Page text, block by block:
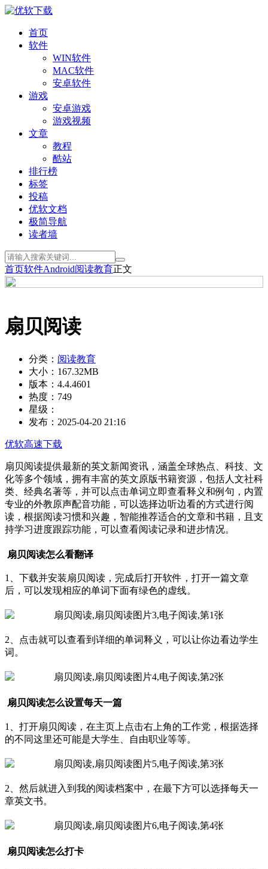
首页
软件
WIN软件
MAC软件
安卓软件
游戏
安卓游戏
游戏视频
文章
教程
酷站
排行榜
标签
投稿
优软文档
极简导航
读者墙
首页软件Android阅读教育正文
扇贝阅读
分类： 阅读教育
大小： 167.32MB
版本： 4.4.4601
热度： 749
星级：
发布： 2025-04-20 21:16
优软高速下载
扇贝阅读提供最新的英文新闻资讯，涵盖全球热点、科技、文
化等多个领域，拥有丰富的英文原版书籍资源，包括人文社科
类、经典名著等，并可以点击单词立即查看释义和例句，内置
专业的外教原声配音功能，可以选择边听边看的方式进行阅
读，根据阅读习惯和兴趣，智能推荐适合的文章和书籍，且支
持学习进度跟踪功能，可以查看阅读记录和进步情况。
扇贝阅读怎么看翻译
1、下载并安装扇贝阅读，完成后打开软件，打开一篇文章
后，可以发现相应的单词下面有绿色的虚线。
2、点击就可以查看到详细的单词释义，可以让你边看边学生
词。
扇贝阅读怎么设置每天一篇
1、打开扇贝阅读，在主页上点击右上角的工作党，根据选择
的不同这里还可能是大学生、自由职业等等。
2、然后就进入到我的阅读档案中，在最下方可以选择每天一
章英文书。
扇贝阅读怎么打卡